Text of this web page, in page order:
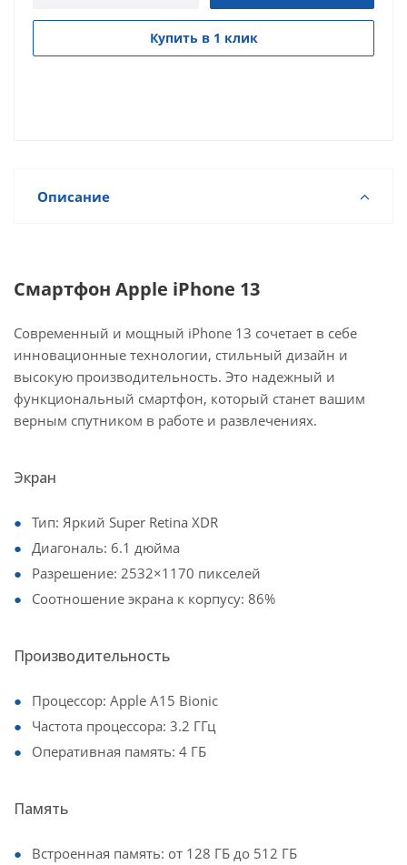
Купить в 1 клик
Описание
Смартфон Apple iPhone 13
Современный и мощный iPhone 13 сочетает в себе
инновационные технологии, стильный дизайн и
высокую производительность. Это надежный и
функциональный смартфон, который станет вашим
верным спутником в работе и развлечениях.
Экран
Тип: Яркий Super Retina XDR
Диагональ: 6.1 дюйма
Разрешение: 2532×1170 пикселей
Соотношение экрана к корпусу: 86%
Производительность
Процессор: Apple A15 Bionic
Частота процессора: 3.2 ГГц
Оперативная память: 4 ГБ
Память
Встроенная память: от 128 ГБ до 512 ГБ